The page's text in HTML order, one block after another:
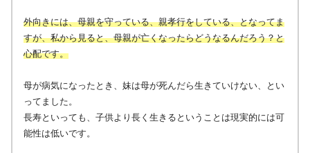
外向きには、母親を守っている、親孝行をしている、となってま
すが、私から見ると、母親が亡くなったらどうなるんだろう？と
心配です。
母が病気になったとき、妹は母が死んだら生きていけない、とい
ってました。
長寿といっても、子供より長く生きるということは現実的には可
能性は低いです。